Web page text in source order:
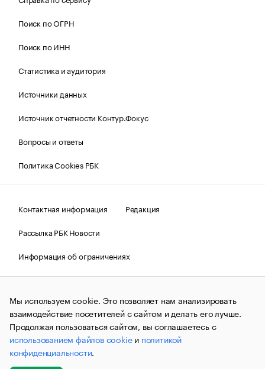
Поиск по ОГРН
Поиск по ИНН
Статистика и аудитория
Источники данных
Источник отчетности Контур.Фокус
Вопросы и ответы
Политика Cookies РБК
Контактная информация
Редакция
Рассылка РБК Новости
Информация об ограничениях
Правовая информация
О соблюдении авторских прав
© АО «РОСБИЗНЕСКОНСАЛТИНГ»,1995–2026.Сообщения
и материалы информационного агентства «РБК»
(зарегистрировано Федеральной службой по надзору в сфере
связи, информационных технологий и массовых
коммуникаций (Роскомнадзор) 09.12.2015 за номером ИА
№ФС77-63848) сопровождаются пометкой «РБК». Отдельные
публикации могут содержать информацию,
Мы используем cookie. Это позволяет нам анализировать
взаимодействие посетителей с сайтом и делать его лучше.
Продолжая пользоваться сайтом, вы соглашаетесь с
использованием файлов cookieи политикой
конфиденциальности.